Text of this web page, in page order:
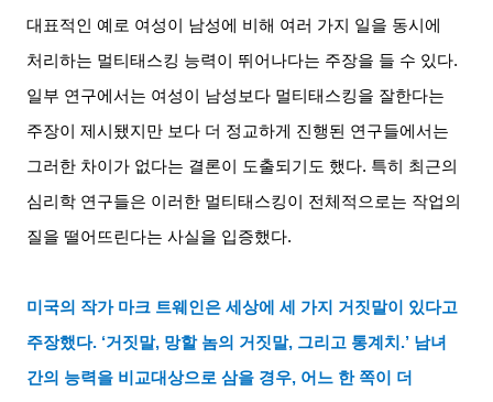
대표적인 예로 여성이 남성에 비해 여러 가지 일을 동시에
처리하는 멀티태스킹 능력이 뛰어나다는 주장을 들 수 있다.
일부 연구에서는 여성이 남성보다 멀티태스킹을 잘한다는
주장이 제시됐지만 보다 더 정교하게 진행된 연구들에서는
그러한 차이가 없다는 결론이 도출되기도 했다. 특히 최근의
심리학 연구들은 이러한 멀티태스킹이 전체적으로는 작업의
질을 떨어뜨린다는 사실을 입증했다.
미국의 작가 마크 트웨인은 세상에 세 가지 거짓말이 있다고
주장했다. ‘거짓말, 망할 놈의 거짓말, 그리고 통계치.’ 남녀
간의 능력을 비교대상으로 삼을 경우, 어느 한 쪽이 더